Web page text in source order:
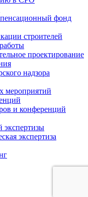
фонд
строителей
проектирование
надзора
мероприятий
и конференций
экспертизы
экспертиза